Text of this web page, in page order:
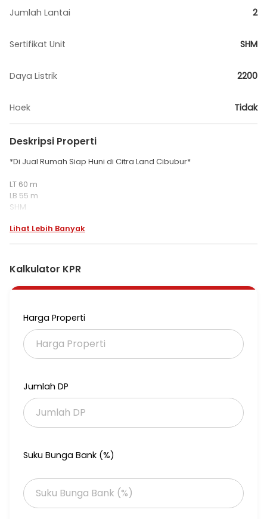
Jumlah Lantai 2
Sertifikat Unit SHM
Daya Listrik 2200
Hoek Tidak
Deskripsi Properti
*Di Jual Rumah Siap Huni di Citra Land Cibubur*
LT 60 m
LB 55 m
SHM
KM 2
*Harga 750jt nego*
Atn135 gpcbbr
Lihat Lebih Banyak
Kalkulator KPR
Harga Properti
Jumlah DP
Suku Bunga Bank (%)